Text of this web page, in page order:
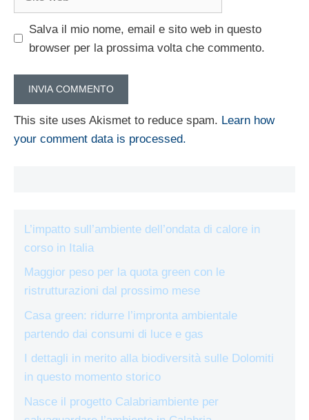
Salva il mio nome, email e sito web in questo
browser per la prossima volta che commento.
This site uses Akismet to reduce spam. Learn how
your comment data is processed.
L’impatto sull’ambiente dell’ondata di calore in
corso in Italia
Maggior peso per la quota green con le
ristrutturazioni dal prossimo mese
Casa green: ridurre l’impronta ambientale
partendo dai consumi di luce e gas
I dettagli in merito alla biodiversità sulle Dolomiti
in questo momento storico
Nasce il progetto Calabriambiente per